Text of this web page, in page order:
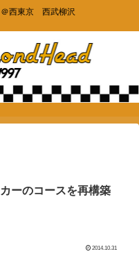
西東京 西武柳沢
ーのコースを再構築
2014.10.31